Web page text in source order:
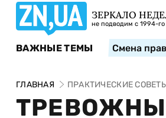
ЗЕРКАЛО
не подводим с 1994-го
ВАЖНЫЕ ТЕМЫ Смена
ГЛАВНАЯ ПРАКТИЧЕСКИЕ